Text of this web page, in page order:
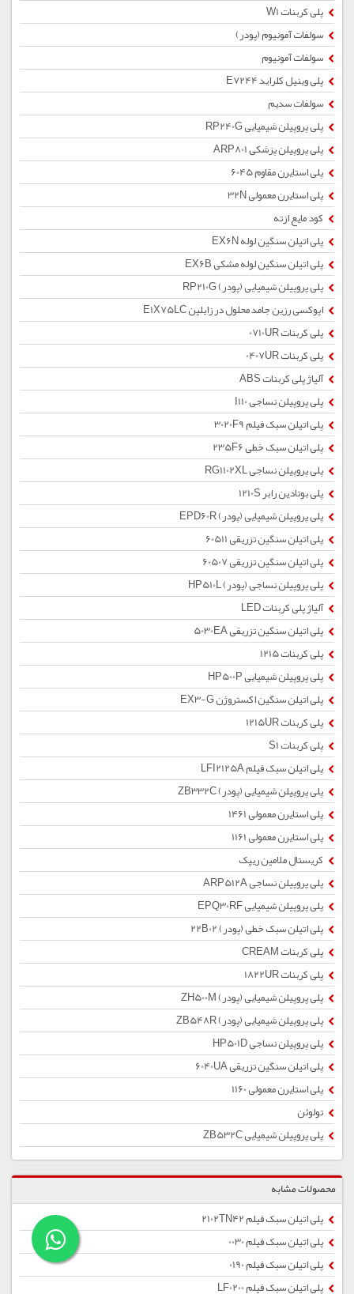
پلی کربنات W1
سولفات آمونیوم (پودر)
سولفات آمونیوم
پلی وینیل کلراید E7244
سولفات سدیم
پلی پروپیلن شیمیایی RP240G
پلی پروپیلن پزشکی ARP801
پلی استایرن مقاوم 6045
پلی استایرن معمولی 32N
کود مایع ازته
پلی اتیلن سنگین لوله EX6N
پلی اتیلن سنگین لوله مشکی EX6B
پلی پروپیلن شیمیایی (پودر) RP210G
اپوکسی رزین جامد محلول در زایلین E1X75LC
پلی کربنات 0710UR
پلی کربنات 0407UR
آلیاژ پلی کربنات ABS
پلی پروپیلن نساجی I110
پلی اتیلن سبک فیلم 3020F9
پلی اتیلن سبک خطی 235F6
پلی پروپیلن نساجی RG1102XL
پلی بوتادین رابر 1210S
پلی پروپیلن شیمیایی (پودر) EPD60R
پلی اتیلن سنگین تزریقی 60511
پلی اتیلن سنگین تزریقی 60507
پلی پروپیلن نساجی (پودر) HP510L
آلیاژ پلی کربنات LED
پلی اتیلن سنگین تزریقی 5030EA
پلی کربنات 1215
پلی پروپیلن شیمیایی HP500P
پلی اتیلن سنگین اکستروژن EX3-G
پلی کربنات 1215UR
پلی کربنات S1
پلی اتیلن سبک فیلم LFI2125A
پلی پروپیلن شیمیایی (پودر) ZB332C
پلی استایرن معمولی 1461
پلی استایرن معمولی 1161
کریستال ملامین ریپک
پلی پروپیلن نساجی ARP512A
پلی پروپیلن شیمیایی EPQ30RF
پلی اتیلن سبک خطی (پودر) 22B02
پلی کربنات CREAM
پلی کربنات 1822UR
پلی پروپیلن شیمیایی (پودر) ZH500M
پلی پروپیلن شیمیایی (پودر) ZB548R
پلی پروپیلن نساجی HP501D
پلی اتیلن سنگین تزریقی 6040UA
پلی استایرن معمولی 1160
تولوئن
پلی پروپیلن شیمیایی ZB532C
محصولات مشابه
پلی اتیلن سبک فیلم 2102TN42
پلی اتیلن سبک فیلم 0030
پلی اتیلن سبک فیلم 0190
پلی اتیلن سبک فیلم LF0200